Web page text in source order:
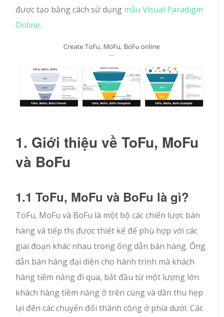
được tạo bằng cách sử dụng mẫu Visual Paradigm
Online.
1. Giới thiệu về ToFu, MoFu
và BoFu
1.1 ToFu, MoFu và BoFu là gì?
ToFu, MoFu và BoFu là một bộ các chiến lược bán
hàng và tiếp thị được thiết kế để phù hợp với các
giai đoạn khác nhau trong ống dẫn bán hàng. Ống
dẫn bán hàng đại diện cho hành trình mà khách
hàng tiềm năng đi qua, bắt đầu từ một lượng lớn
khách hàng tiềm năng ở trên cùng và dần thu hẹp
lại đến các chuyển đổi thành công ở phía dưới. Các